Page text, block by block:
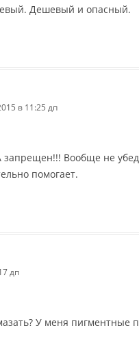
Дешевый и опасный.
в 11:25 дп
Вообще не
помогает.
дп
У меня пигментные